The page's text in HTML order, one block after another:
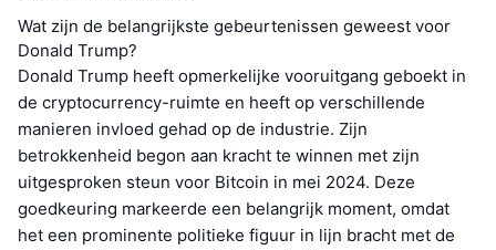
Wat zijn de belangrijkste gebeurtenissen geweest voor
Donald Trump?
Donald Trump heeft opmerkelijke vooruitgang geboekt in
de cryptocurrency-ruimte en heeft op verschillende
manieren invloed gehad op de industrie. Zijn
betrokkenheid begon aan kracht te winnen met zijn
uitgesproken steun voor Bitcoin in mei 2024. Deze
goedkeuring markeerde een belangrijk moment, omdat
het een prominente politieke figuur in lijn bracht met de